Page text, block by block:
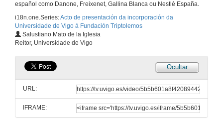
español como Danone, Freixenet, Gallina Blanca ou Nestlé España.
i18n.one.Series:Acto de presentación da incorporación da
Universidade de Vigo á Fundación Triptolemos
Salustiano Mato de la Iglesia
Reitor, Universidade de Vigo
Ocultar
URL:
IFRAME: